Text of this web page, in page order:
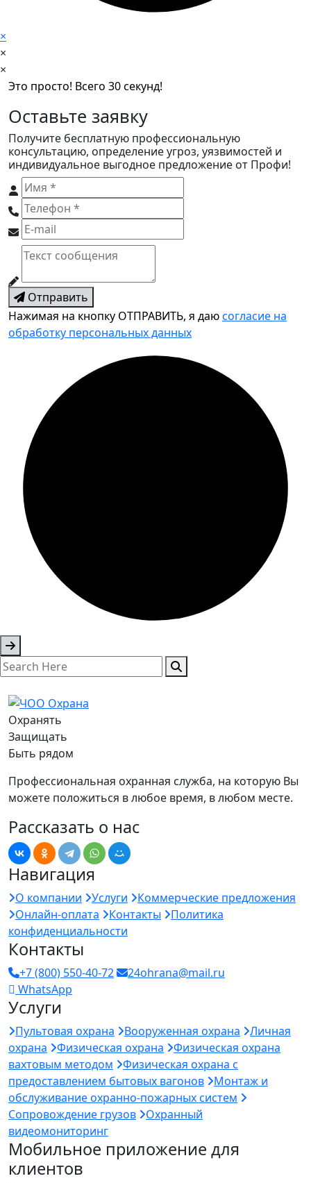
×
×
×
Это просто! Всего 30 секунд!
Оставьте заявку
Получите бесплатную профессиональную
консультацию, определение угроз, уязвимостей и
индивидуальное выгодное предложение от Профи!
Отправить
Нажимая на кнопку ОТПРАВИТЬ, я даюсогласие на
обработку персональных данных
Охранять
Защищать
Быть рядом
Профессиональная охранная служба, на которую Вы
можете положиться в любое время, в любом месте.
Рассказать о нас
Навигация
О компании Услуги
Коммерческие предложения
Онлайн-оплата
Контакты
Политика
конфиденциальности
Контакты
+7 (800) 550-40-72
24ohrana@mail.ru
WhatsApp
Услуги
Пультовая охрана Вооруженная охрана
Личная
охрана
Физическая охрана
Физическая охрана
вахтовым методом
Физическая охрана с
предоставлением бытовых вагонов
Монтаж и
обслуживание охранно-пожарных систем
Сопровождение грузов
Охранный
видеомониторинг
Мобильное приложение для
клиентов